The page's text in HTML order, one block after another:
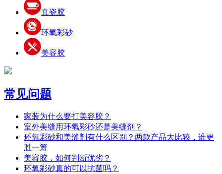
真瓷胶
环氧彩砂
美容胶
常见问题
家装为什么要打美容胶？
室外美缝用环氧彩砂还是美缝剂？
环氧彩砂和美缝剂有什么区别？两款产品大比较，谁更
胜一筹
美容胶，如何判断优劣？
环氧彩砂真的可以抗菌吗？